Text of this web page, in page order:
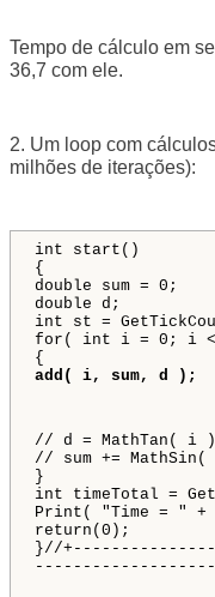
Tempo de cálculo em
36,7 com ele.
2. Um loop com
milhões de iterações):
int start()
{
double sum = 0;
double d;
int st =
for( int i = 0; i <
{
add( i, sum, d );
// d = MathTan( i
// sum += MathSin(
}
int timeTotal =
Print( "Time = " +
return(0);
}//